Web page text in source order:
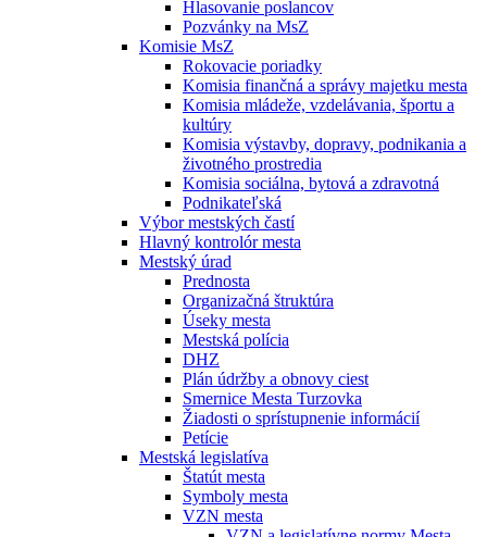
Hlasovanie poslancov
Pozvánky na MsZ
Komisie MsZ
Rokovacie poriadky
Komisia finančná a správy majetku mesta
Komisia mládeže, vzdelávania, športu a
kultúry
Komisia výstavby, dopravy, podnikania a
životného prostredia
Komisia sociálna, bytová a zdravotná
Podnikateľská
Výbor mestských častí
Hlavný kontrolór mesta
Mestský úrad
Prednosta
Organizačná štruktúra
Úseky mesta
Mestská polícia
DHZ
Plán údržby a obnovy ciest
Smernice Mesta Turzovka
Žiadosti o sprístupnenie informácií
Petície
Mestská legislatíva
Štatút mesta
Symboly mesta
VZN mesta